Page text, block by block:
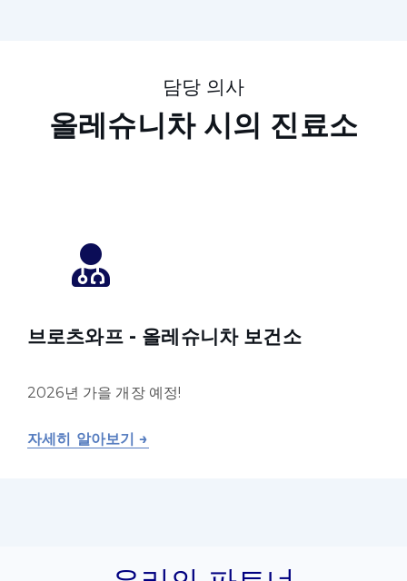
담당 의사
올레슈니차 시의 진료소
브로츠와프 - 올레슈니차 보건소
2026년 가을 개장 예정!
자세히 알아보기 →